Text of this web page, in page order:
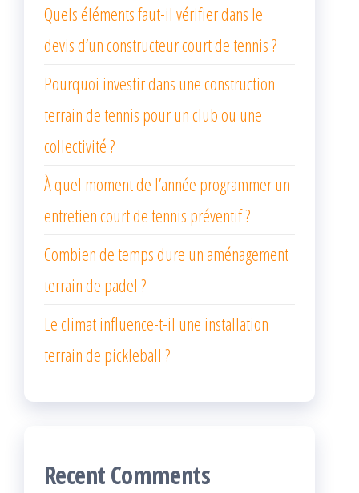
Quels éléments faut-il vérifier dans le
devis d’un constructeur court de tennis ?
Pourquoi investir dans une construction
terrain de tennis pour un club ou une
collectivité ?
À quel moment de l’année programmer un
entretien court de tennis préventif ?
Combien de temps dure un aménagement
terrain de padel ?
Le climat influence-t-il une installation
terrain de pickleball ?
Recent Comments